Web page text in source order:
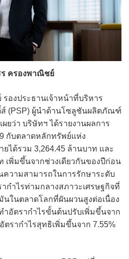
ร ครองพาณิชย์
องประธานเจ้าหน้าที่บริหาร
ส์ (PSP) ผู้นำด้านโซลูชันผลิตภัณฑ์
ยว่า บริษัทฯ ได้รายงานผลการ
กับตลาดหลักทรัพย์แห่ง
ยได้รวม 3,264.45 ล้านบาท และ
เพิ่มขึ้นจากช่วงเดียวกันของปีก่อน
วามสามารถในการรักษาระดับ
กำไรท่ามกลางสภาวะเศรษฐกิจที่
นในตลาดโลกที่ผันผวนสูงต่อเนื่อง
ำอัตรากำไรขั้นต้นปรับเพิ่มขึ้นจาก
ตรากำไรสุทธิเพิ่มขึ้นจาก 7.55%